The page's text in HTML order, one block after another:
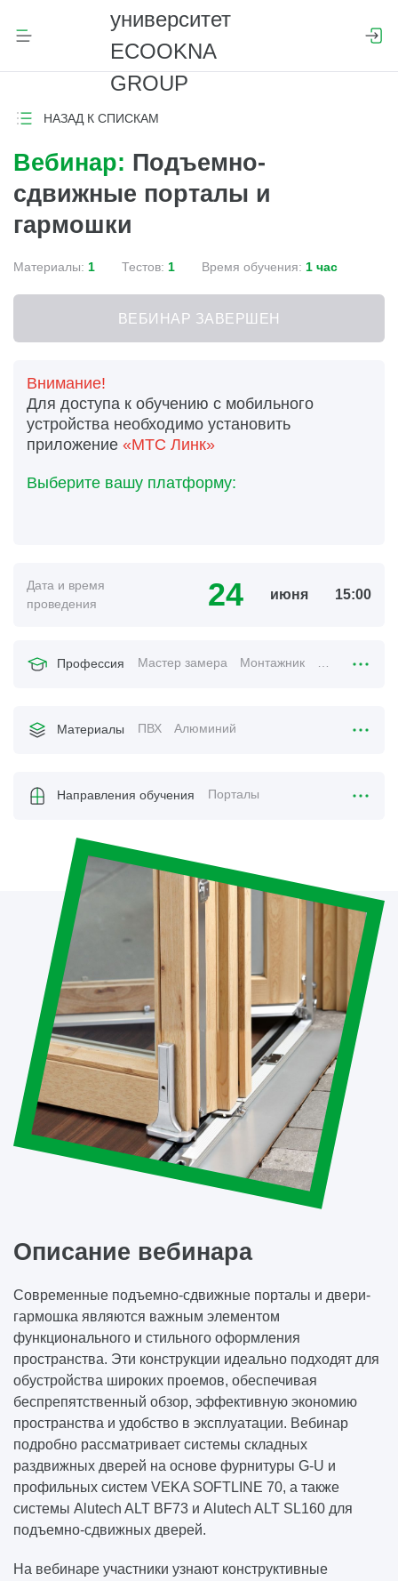
НАЗАД К СПИСКАМ
Вебинар: Подъемно-
сдвижные порталы и
гармошки
Материалы: 1 Тестов: 1 Время обучения: 1 час
ВЕБИНАР ЗАВЕРШЕН
Внимание!
Для доступа к обучению с мобильного
устройства необходимо установить
приложение «МТС Линк»
Выберите вашу платформу:
Дата и время
проведения
24 июня 15:00
Профессия Мастер замера Монтажник Менеджер
Материалы ПВХ Алюминий
Направления обучения Порталы
Описание вебинара
Современные подъемно-сдвижные порталы и двери-
гармошка являются важным элементом
функционального и стильного оформления
пространства. Эти конструкции идеально подходят для
обустройства широких проемов, обеспечивая
беспрепятственный обзор, эффективную экономию
пространства и удобство в эксплуатации. Вебинар
подробно рассматривает системы складных
раздвижных дверей на основе фурнитуры G-U и
профильных систем VEKA SOFTLINE 70, а также
системы Alutech ALT BF73 и Alutech ALT SL160 для
подъемно-сдвижных дверей.
На вебинаре участники узнают конструктивные